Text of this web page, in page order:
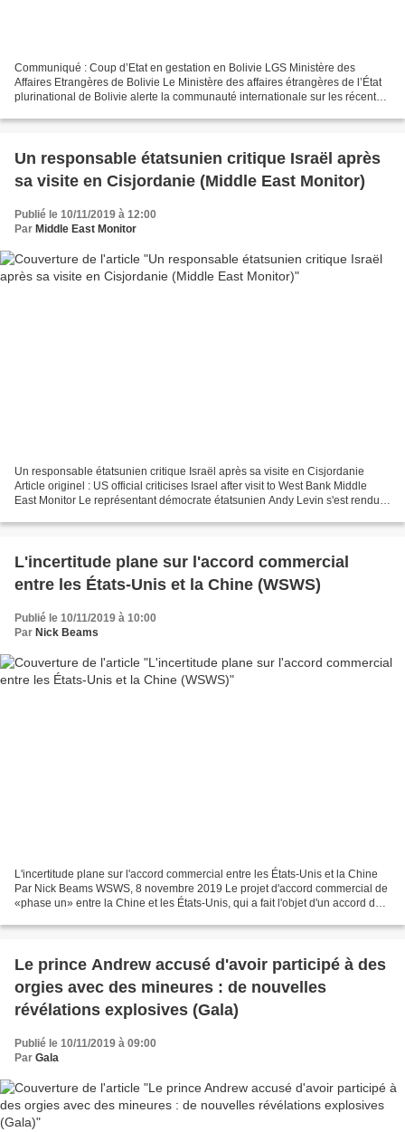
Communiqué : Coup d’Etat en gestation en Bolivie LGS Ministère des
Affaires Etrangères de Bolivie Le Ministère des affaires étrangères de l’État
plurinational de Bolivie alerte la communauté internationale sur les récents
Un responsable étatsunien critique Israël après
sa visite en Cisjordanie (Middle East Monitor)
Publié le 10/11/2019 à 12:00
Par Middle East Monitor
Un responsable étatsunien critique Israël après sa visite en Cisjordanie
Article originel : US official criticises Israel after visit to West Bank Middle
East Monitor Le représentant démocrate étatsunien Andy Levin s'est rendu
L'incertitude plane sur l'accord commercial
entre les États-Unis et la Chine (WSWS)
Publié le 10/11/2019 à 10:00
Par Nick Beams
L'incertitude plane sur l'accord commercial entre les États-Unis et la Chine
Par Nick Beams WSWS, 8 novembre 2019 Le projet d'accord commercial de
«phase un» entre la Chine et les États-Unis, qui a fait l'objet d'un accord de
Le prince Andrew accusé d'avoir participé à des
orgies avec des mineures : de nouvelles
révélations explosives (Gala)
Publié le 10/11/2019 à 09:00
Par Gala